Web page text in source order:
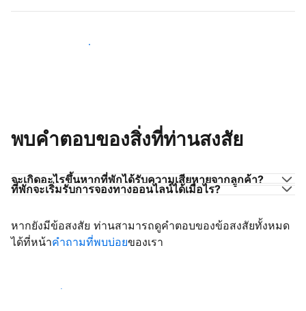
มาร่วมกับผู้ดูแลที่พักเช่นท่าน
พบคำตอบของสิ่งที่ท่านสงสัย
จะเกิดอะไรขึ้นหากที่พักได้รับความเสียหายจากลูกค้า?
ที่พักจะเริ่มรับการจองทางออนไลน์ได้เมื่อไร?
หากยังมีข้อสงสัย ท่านสามารถดูคำตอบของข้อสงสัยทั้งหมด
ได้ที่หน้าคำถามที่พบบ่อยของเรา
เริ่มต้อนรับลูกค้า